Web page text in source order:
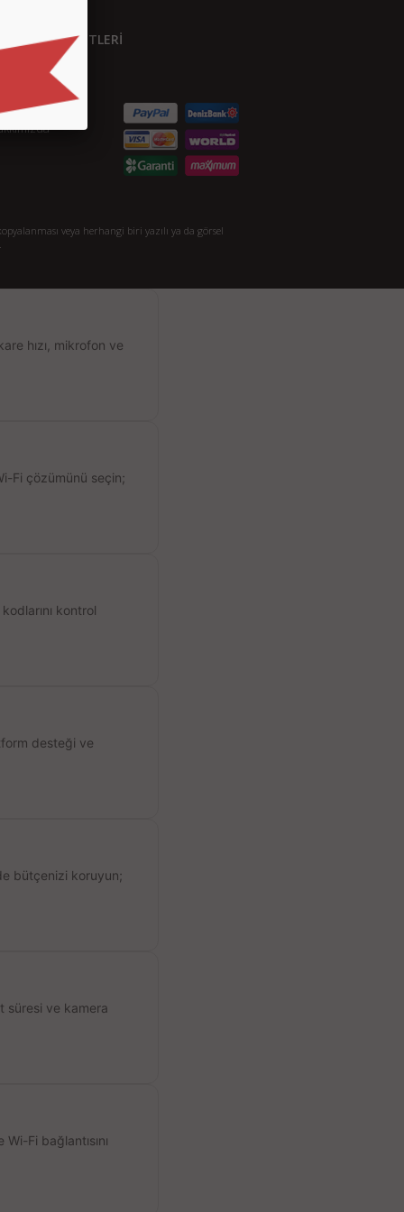
HİZMETLERİ
Arama
veya herhangi biri yazılı ya da görsel
hızı, mikrofon ve
Fi çözümünü seçin;
kontrol
desteği ve
bütçenizi koruyun;
süresi ve kamera
Fi bağlantısını